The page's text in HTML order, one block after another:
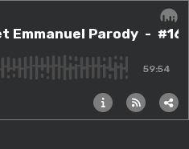
Emmanuel Parody -
59:54